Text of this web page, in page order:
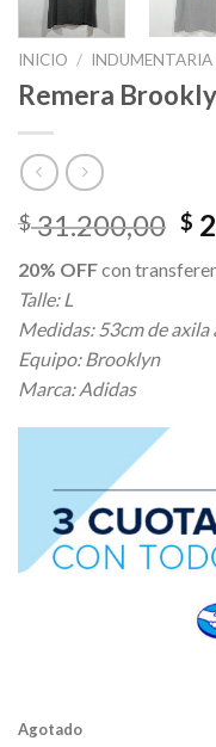
INICIO / INDUMENTARIA
Remera
$31.200,00 El
$
$
20% OFFcon
Talle: L
Medidas: 53cm de axila
Equipo: Brooklyn
Marca: Adidas
Agotado